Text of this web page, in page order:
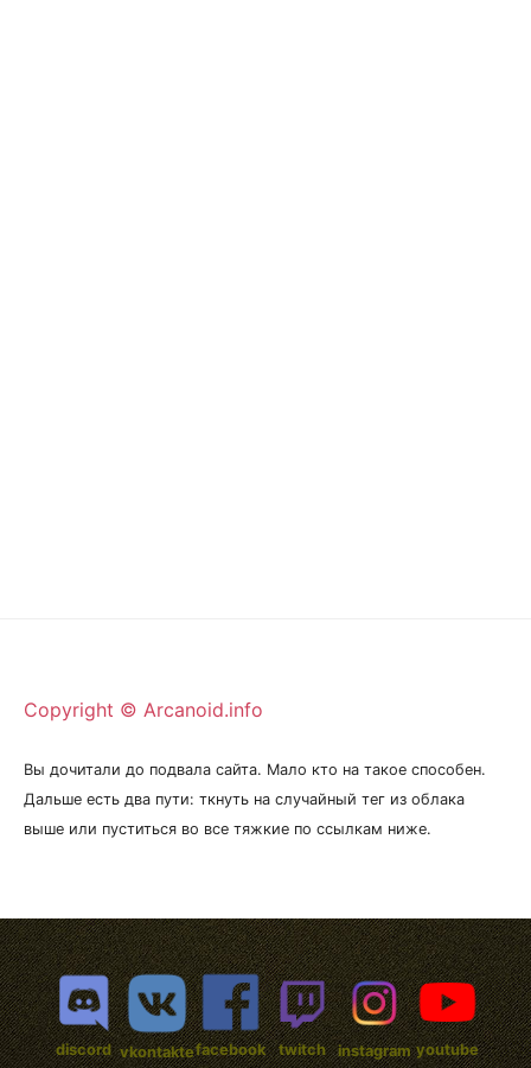
Copyright © Arcanoid.info
Вы дочитали до подвала сайта. Мало кто на такое способен.
Дальше есть два пути: ткнуть на случайный тег из облака
выше или пуститься во все тяжкие по ссылкам ниже.
discord vkontaktefacebook twitch instagram youtube